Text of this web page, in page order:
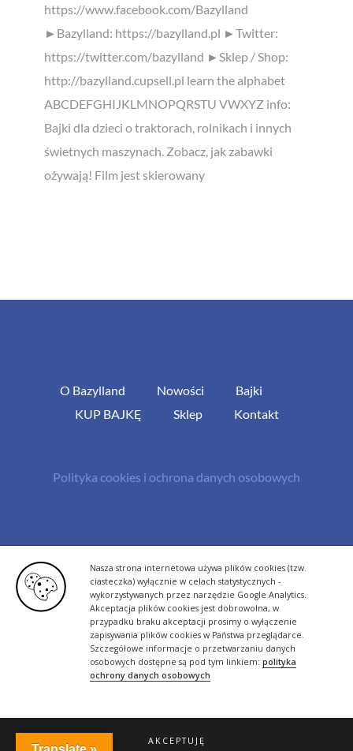
Nasza strona internetowa używa plików cookies (tzw.
ciasteczka) wyłącznie w celach statystycznych -
wykorzystywanych przez narzędzie Google Analytics.
Akceptacja plików cookies jest dobrowolna, w
przypadku braku akceptacji prosimy o wyłączenie
zapisywania plików cookies w Państwa przeglądarce.
Szczegółowe informacje o przetwarzaniu danych
osobowych dostępne są pod tym linkiem: polityka
ochrony danych osobowych
AKCEPTUJĘ
https://www.facebook.com/Bazylland
►Bazylland: https://bazylland.pl ►Twitter:
https://twitter.com/bazylland ►Sklep / Shop:
http://bazylland.cupsell.pl learn the alphabet
ABCDEFGHIJKLMNOPQRSTU VWXYZ info:
Bajki dla dzieci o traktorach, rolnikach i innych
świetnych maszynach. Zobacz, jak zabawki
ożywają! Film jest skierowany
O Bazylland Nowości
Bajki
KUP BAJKĘ
Sklep Kontakt
Polityka cookies i ochrona danych osobowych
rutyna.pl - tworzenie stron www